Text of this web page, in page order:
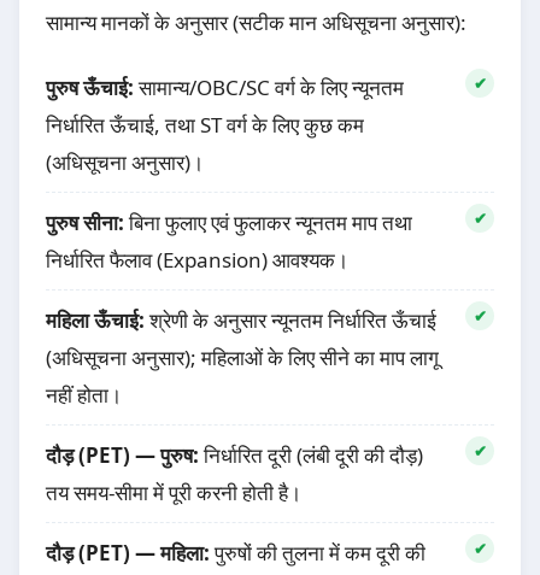
सामान्य मानकों के अनुसार (सटीक मान अधिसूचना अनुसार):
पुरुष ऊँचाई:सामान्य/OBC/SC वर्ग के लिए न्यूनतम
निर्धारित ऊँचाई, तथा ST वर्ग के लिए कुछ कम
(अधिसूचना अनुसार)।
पुरुष सीना:बिना फुलाए एवं फुलाकर न्यूनतम माप तथा
निर्धारित फैलाव (Expansion) आवश्यक।
महिला ऊँचाई:श्रेणी के अनुसार न्यूनतम निर्धारित ऊँचाई
(अधिसूचना अनुसार); महिलाओं के लिए सीने का माप लागू
नहीं होता।
दौड़ (PET) — पुरुष:निर्धारित दूरी (लंबी दूरी की दौड़)
तय समय-सीमा में पूरी करनी होती है।
दौड़ (PET) — महिला:पुरुषों की तुलना में कम दूरी की